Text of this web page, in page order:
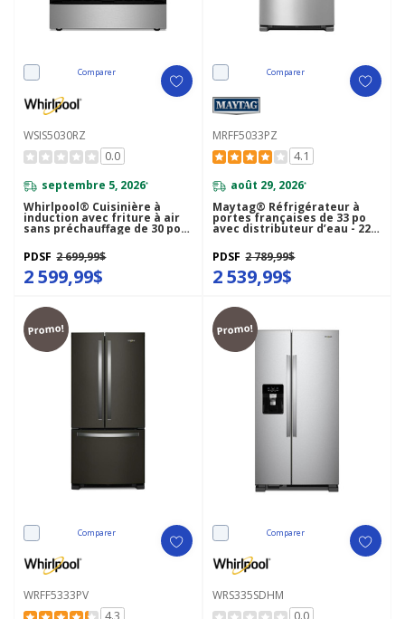
Comparer
WSIS5030RZ
0.0
septembre 5, 2026*
Whirlpool® Cuisinière à
induction avec friture à air
sans préchauffage de 30 po
WSIS5030RZ
PDSF 2 699,99$
2 599,99$
Comparer
MRFF5033PZ
4.1
août 29, 2026*
Maytag® Réfrigérateur à
portes françaises de 33 po
avec distributeur d’eau - 22
PDSF 2 789,99$
2 539,99$
Promo!
Comparer
WRFF5333PV
4.3
Promo!
Comparer
WRS335SDHM
0.0